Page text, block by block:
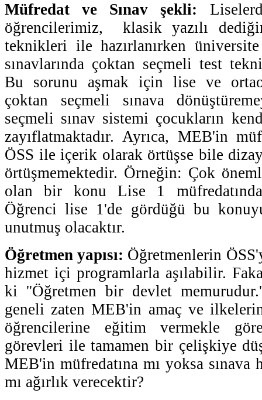
Müfredat ve Sınav şekli:
öğrencilerimiz, klasik yazılı
teknikleri ile hazırlanırken
sınavlarında çoktan seçmeli test
Bu sorunu aşmak için lise ve
çoktan seçmeli sınava
seçmeli sınav sistemi çocukların
zayıflatmaktadır. Ayrıca, MEB'in
ÖSS ile içerik olarak örtüşse bile
örtüşmemektedir. Örneğin: Çok
olan bir konu Lise 1
Öğrenci lise 1'de gördüğü bu
unutmuş olacaktır.
Öğretmen yapısı: Öğretmenlerin
hizmet içi programlarla aşılabilir.
ki ''Öğretmen bir devlet
geneli zaten MEB'in amaç ve
öğrencilerine eğitim vermekle
görevleri ile tamamen bir çelişkiye
MEB'in müfredatına mı yoksa sınava
mı ağırlık verecektir?